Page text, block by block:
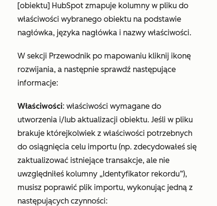
[obiektu] HubSpot zmapuje kolumny w pliku do
właściwości wybranego obiektu na podstawie
nagłówka, języka nagłówka i nazwy właściwości.
W sekcji Przewodnik po mapowaniu kliknij ikonę
rozwijania, a następnie sprawdź następujące
informacje:
Właściwości: właściwości wymagane do
utworzenia i/lub aktualizacji obiektu. Jeśli w pliku
brakuje którejkolwiek z właściwości potrzebnych
do osiągnięcia celu importu (np. zdecydowałeś się
zaktualizować istniejące transakcje, ale nie
uwzględniłeś kolumny „Identyfikator rekordu”),
musisz poprawić plik importu, wykonując jedną z
następujących czynności: